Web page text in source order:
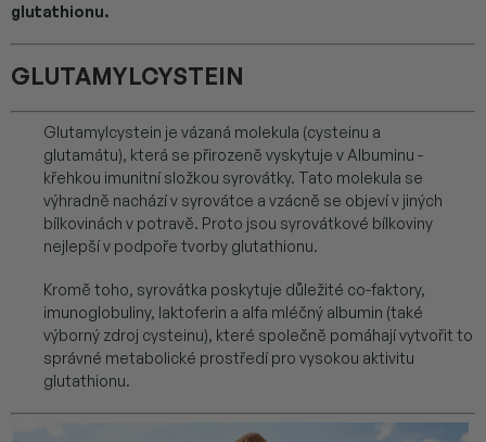
glutathionu.
GLUTAMYLCYSTEIN
Glutamylcystein je vázaná molekula (cysteinu a
glutamátu), která se přirozeně vyskytuje v Albuminu -
křehkou imunitní složkou syrovátky. Tato molekula se
výhradně nachází v syrovátce a vzácně se objeví v jiných
bílkovinách v potravě. Proto jsou syrovátkové bílkoviny
nejlepší v podpoře tvorby glutathionu.
Kromě toho, syrovátka poskytuje důležité co-faktory,
imunoglobuliny, laktoferin a alfa mléčný albumin (také
výborný zdroj cysteinu), které společně pomáhají vytvořit to
správné metabolické prostředí pro vysokou aktivitu
glutathionu.